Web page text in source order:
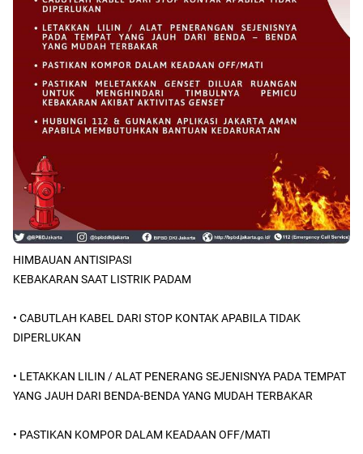
HIMBAUAN ANTISIPASI
KEBAKARAN SAAT LISTRIK PADAM
• CABUTLAH KABEL DARI STOP KONTAK APABILA TIDAK
DIPERLUKAN
• LETAKKAN LILIN / ALAT PENERANG SEJENISNYA PADA TEMPAT
YANG JAUH DARI BENDA-BENDA YANG MUDAH TERBAKAR
• PASTIKAN KOMPOR DALAM KEADAAN OFF/MATI